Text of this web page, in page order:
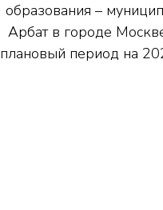
образования –
Арбат в городе
плановый период на